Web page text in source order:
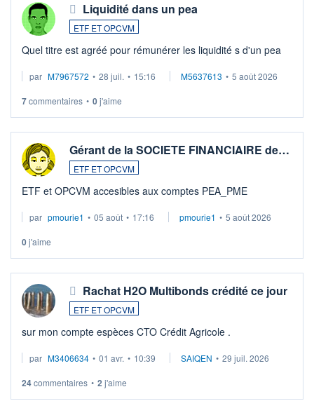
Liquidité dans un pea
ETF ET OPCVM
Quel titre est agréé pour rémunérer les liquidité s d'un pea
par M7967572 • 28 juil. • 15:16 M5637613 • 5 août 2026
7commentaires • 0j'aime
Gérant de la SOCIETE FINANCIAIRE de…
ETF ET OPCVM
ETF et OPCVM accesibles aux comptes PEA_PME
par pmourie1 • 05 août • 17:16 pmourie1 • 5 août 2026
0j'aime
Rachat H2O Multibonds crédité ce jour
ETF ET OPCVM
sur mon compte espèces CTO Crédit Agricole .
par M3406634 • 01 avr. • 10:39 SAIQEN • 29 juil. 2026
24commentaires • 2 j'aime